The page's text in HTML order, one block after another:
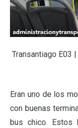
Transantiago E03
Eran uno de los
con buenas
bus chico.